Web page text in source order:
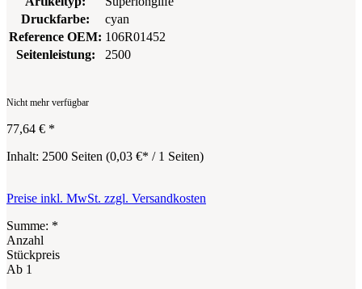
Druckfarbe:
cyan
Reference OEM: 106R01452
Seitenleistung:
2500
Nicht mehr verfügbar
77,64 € *
Inhalt: 2500 Seiten (0,03 €* / 1 Seiten)
Preise inkl. MwSt. zzgl. Versandkosten
Summe: *
Anzahl
Stückpreis
Ab 1